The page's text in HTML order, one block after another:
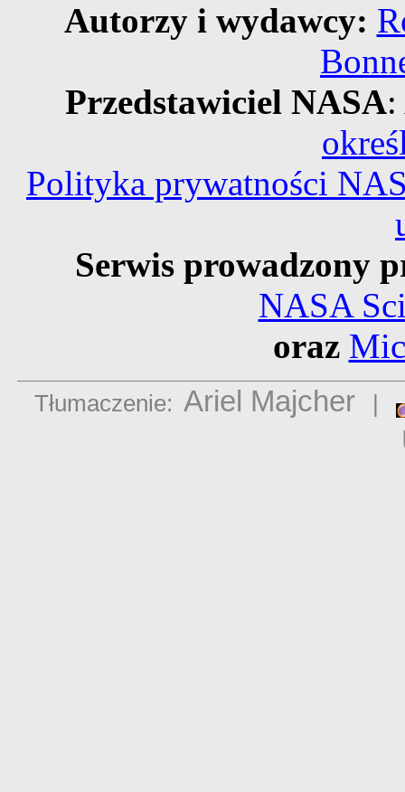
Autorzy i wydawcy:
Przedstawiciel NASA:
Polityka prywatności
Serwis prowadzony
NASA
oraz
Tłumaczenie: Ariel Majcher |